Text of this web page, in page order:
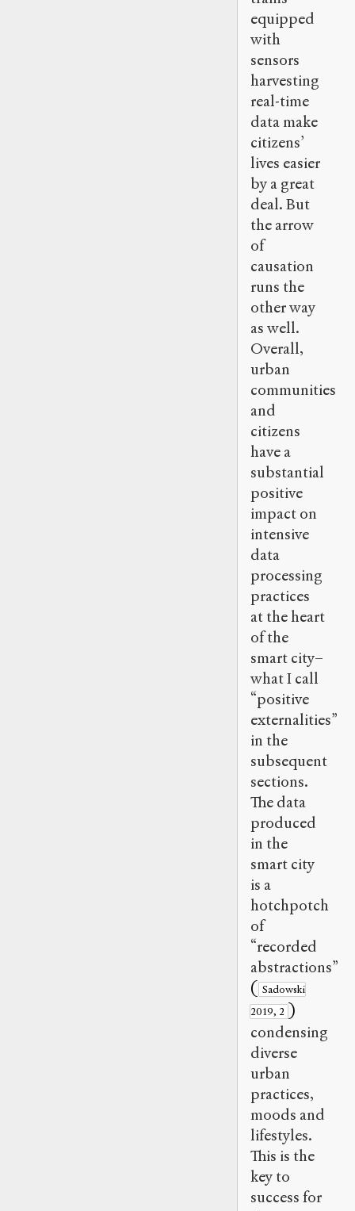
equipped
with
sensors
harvesting
real-time
data make
citizens’
lives easier
by a great
deal. But
the arrow
of
causation
runs the
other way
as well.
Overall,
urban
communities
and
citizens
have a
substantial
positive
impact on
intensive
data
processing
practices
at the heart
of the
smart city–
what I call
“positive
externalities”
in the
subsequent
sections.
The data
produced
in the
smart city
is a
hotchpotch
of
“recorded
abstractions”
( Sadowski
2019, 2 )
condensing
diverse
urban
practices,
moods and
lifestyles.
This is the
key to
success for